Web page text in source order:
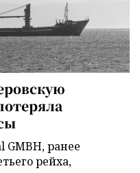
ранее
рейха,